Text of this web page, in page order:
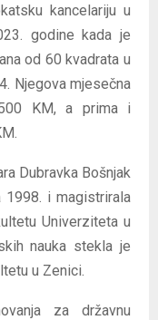
kancelariju u
godine kada je
od 60 kvadrata u
Njegova mjesečna
KM, a prima i
Dubravka Bošnjak
i magistrirala
Univerziteta u
nauka stekla je
u Zenici.
za državnu